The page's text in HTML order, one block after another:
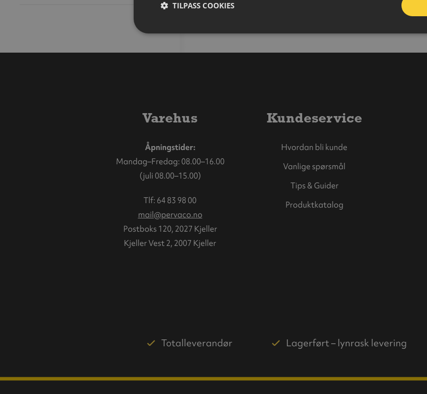
Varehus
Åpningstider:
Mandag–Fredag: 08.00–16.00
(juli 08.00–15.00)
Tlf: 64 83 98 00
mail@pervaco.no
Postboks 120, 2027 Kjeller
Kjeller Vest 2, 2007 Kjeller
Kundeservice
Hvordan bli kunde
Vanlige spørsmål
Tips & Guider
Produktkatalog
Totalleverandør Lagerført – lynrask levering
TILPASS COOKIES